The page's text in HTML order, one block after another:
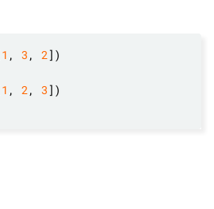
1 , 3 , 2
1 , 2, 3